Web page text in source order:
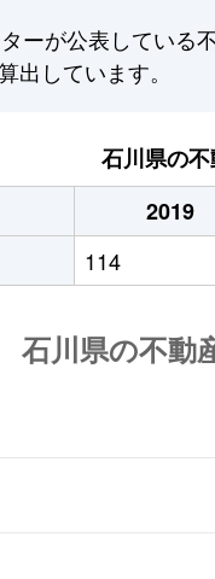
ーが公表している
出しています。
石川県の不
2019
114